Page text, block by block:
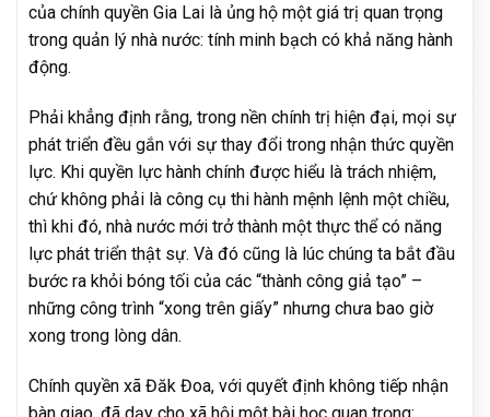
của chính quyền Gia Lai là ủng hộ một giá trị quan trọng
trong quản lý nhà nước: tính minh bạch có khả năng hành
động.
Phải khẳng định rằng, trong nền chính trị hiện đại, mọi sự
phát triển đều gắn với sự thay đổi trong nhận thức quyền
lực. Khi quyền lực hành chính được hiểu là trách nhiệm,
chứ không phải là công cụ thi hành mệnh lệnh một chiều,
thì khi đó, nhà nước mới trở thành một thực thể có năng
lực phát triển thật sự. Và đó cũng là lúc chúng ta bắt đầu
bước ra khỏi bóng tối của các “thành công giả tạo” –
những công trình “xong trên giấy” nhưng chưa bao giờ
xong trong lòng dân.
Chính quyền xã Đăk Đoa, với quyết định không tiếp nhận